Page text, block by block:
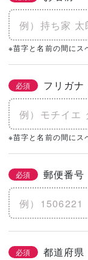
※苗字と名前の間にス
必須 フリガナ
※苗字と名前の間にス
必須 郵便番号
必須 都道府県